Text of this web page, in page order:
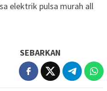
elektrik pulsa murah all
SEBARKAN